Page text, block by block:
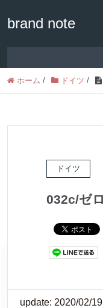
brand note
ホーム / ドイツ /
ドイツ
032c/ゼ
update: 2020/02/19